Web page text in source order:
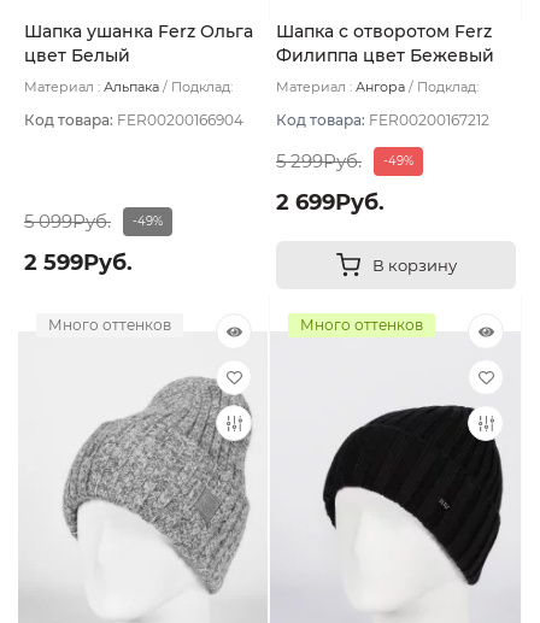
Шапка ушанка Ferz Ольга
цвет Белый
Материал : Альпака
Подклад:
Код товара: FER00200166904
5 099Руб. -49%
2 599Руб.
Шапка с отворотом Ferz
Филиппа цвет Бежевый
тёмный
Материал : Ангора
Подклад:
Код товара: FER00200167212
5 299Руб. -49%
2 699Руб.
В корзину
Много оттенков Много оттенков